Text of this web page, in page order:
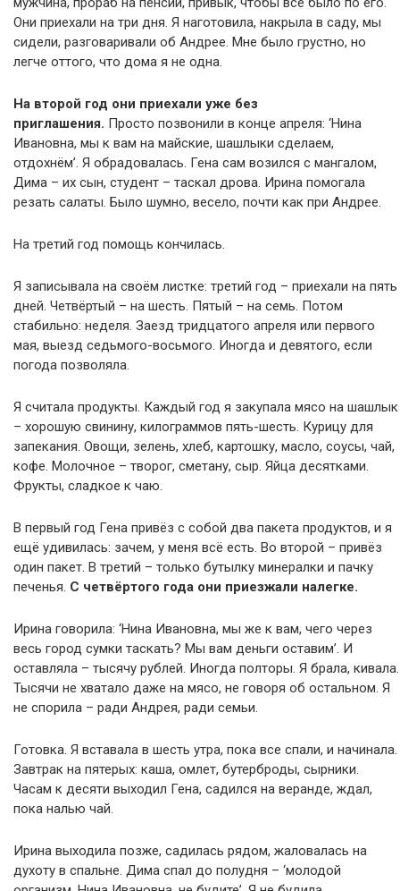
Они приехали на три дня. Я наготовила, накрыла в саду, мы
сидели, разговаривали об Андрее. Мне было грустно, но
легче оттого, что дома я не одна.
На второй год они приехали уже без
приглашения. Просто позвонили в конце апреля: ‘Нина
Ивановна, мы к вам на майские, шашлыки сделаем,
отдохнём’. Я обрадовалась. Гена сам возился с мангалом,
Дима – их сын, студент – таскал дрова. Ирина помогала
резать салаты. Было шумно, весело, почти как при Андрее.
На третий год помощь кончилась.
Я записывала на своём листке: третий год – приехали на пять
дней. Четвёртый – на шесть. Пятый – на семь. Потом
стабильно: неделя. Заезд тридцатого апреля или первого
мая, выезд седьмого-восьмого. Иногда и девятого, если
погода позволяла.
Я считала продукты. Каждый год я закупала мясо на шашлык
– хорошую свинину, килограммов пять-шесть. Курицу для
запекания. Овощи, зелень, хлеб, картошку, масло, соусы, чай,
кофе. Молочное – творог, сметану, сыр. Яйца десятками.
Фрукты, сладкое к чаю.
В первый год Гена привёз с собой два пакета продуктов, и я
ещё удивилась: зачем, у меня всё есть. Во второй – привёз
один пакет. В третий – только бутылку минералки и пачку
печенья. С четвёртого года они приезжали налегке.
Ирина говорила: ‘Нина Ивановна, мы же к вам, чего через
весь город сумки таскать? Мы вам деньги оставим’. И
оставляла – тысячу рублей. Иногда полторы. Я брала, кивала.
Тысячи не хватало даже на мясо, не говоря об остальном. Я
не спорила – ради Андрея, ради семьи.
Готовка. Я вставала в шесть утра, пока все спали, и начинала.
Завтрак на пятерых: каша, омлет, бутерброды, сырники.
Часам к десяти выходил Гена, садился на веранде, ждал,
пока налью чай.
Ирина выходила позже, садилась рядом, жаловалась на
духоту в спальне. Дима спал до полудня – ‘молодой